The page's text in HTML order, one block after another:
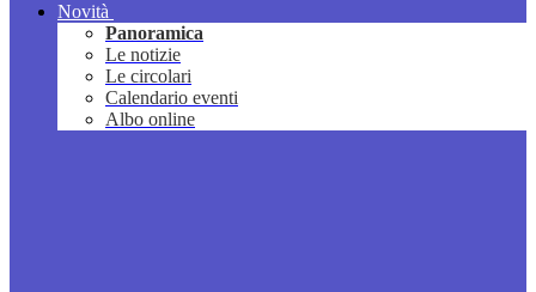
Novità
Panoramica
Le notizie
Le circolari
Calendario eventi
Albo online